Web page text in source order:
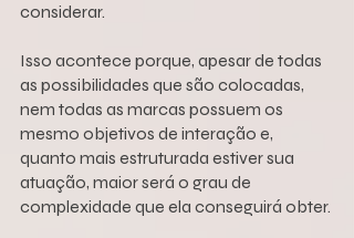
considerar.
Isso acontece porque, apesar de todas
as possibilidades que são colocadas,
nem todas as marcas possuem os
mesmo objetivos de interação e,
quanto mais estruturada estiver sua
atuação, maior será o grau de
complexidade que ela conseguirá obter.